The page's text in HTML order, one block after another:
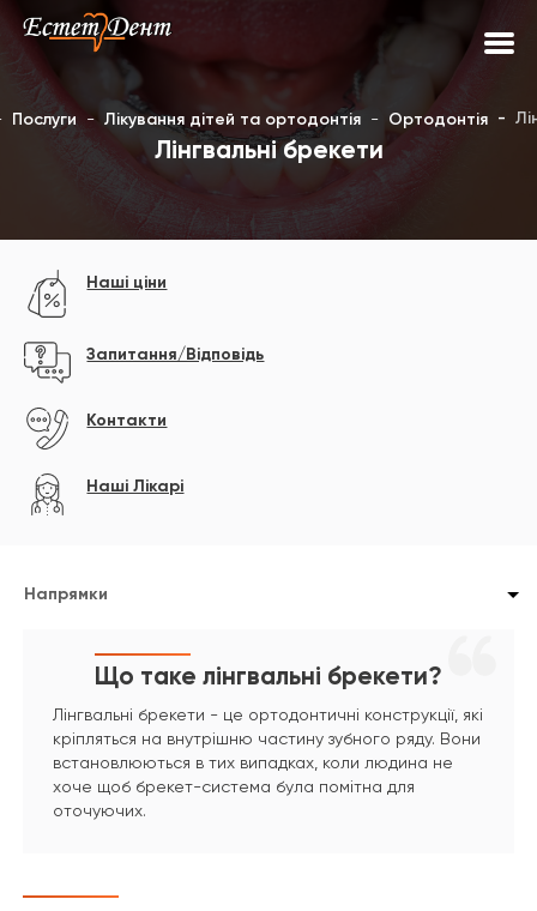
Послуги Лікування дітей та ортодонтія Ортодонтія
Лінгвальні брекети
Наші ціни
Запитання/Відповідь
Контакти
Наші Лікарі
Що таке лінгвальні брекети?
Лінгвальні брекети - це ортодонтичні конструкції, які
кріпляться на внутрішню частину зубного ряду. Вони
встановлюються в тих випадках, коли людина не
хоче щоб брекет-система була помітна для
оточуючих.
Напрямки